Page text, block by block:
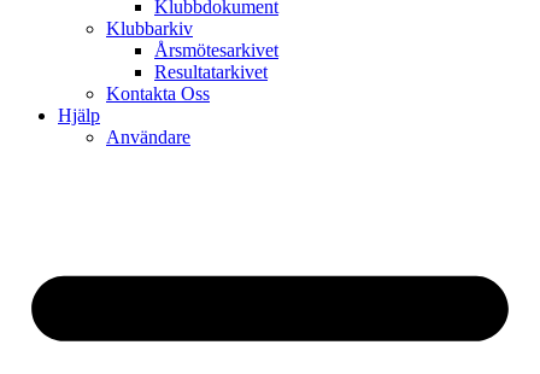
Klubbdokument
Klubbarkiv
Årsmötesarkivet
Resultatarkivet
Kontakta Oss
Hjälp
Användare